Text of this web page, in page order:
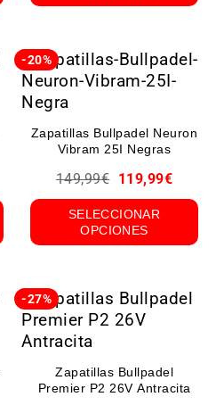
-20%
Zapatillas Bullpadel Neuron
Vibram 25I Negras
149,99€ 119,99€
SELECCIONAR
OPCIONES
-27%
Zapatillas Bullpadel
Premier P2 26V Antracita